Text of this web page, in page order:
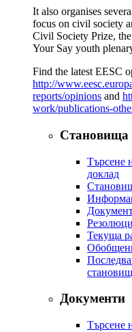
It also organises
focus on civil society
Civil Society Prize,
Your Say youth
Find the latest EESC
http://
reports/opinions and
work/publications-
Становища
Търсене
доклад
Текуща
Документи
Търсене